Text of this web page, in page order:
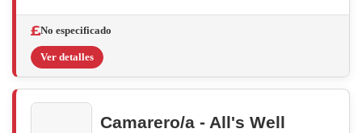
No especificado
Ver detalles
Camarero/a - All's Well